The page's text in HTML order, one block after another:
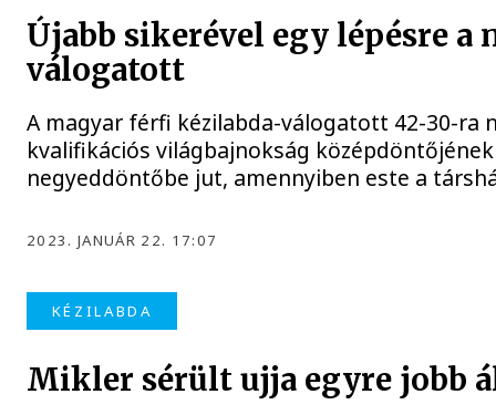
Újabb sikerével egy lépésre
válogatott
A magyar férfi kézilabda-válogatott 42-30-ra
kvalifikációs világbajnokság
negyeddöntőbe jut, amennyiben este a
2023. JANUÁR 22. 17:07
KÉZILABDA
Mikler sérült ujja egyre jobb